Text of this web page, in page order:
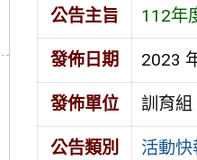
公告主旨 112年
發佈日期 2023
發佈單位 訓育組
公告類別 活動快